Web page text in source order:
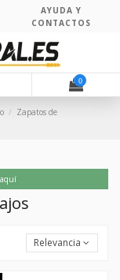
AYUDA Y
CONTACTOS
0
Zapatos de
Relevancia